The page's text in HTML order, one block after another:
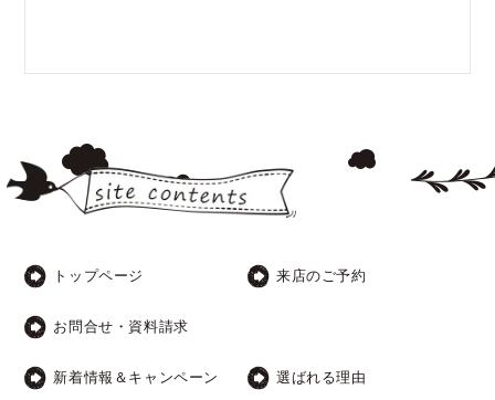
トップページ 来店のご予約
お問合せ・資料請求
新着情報＆キャンペーン 選ばれる理由